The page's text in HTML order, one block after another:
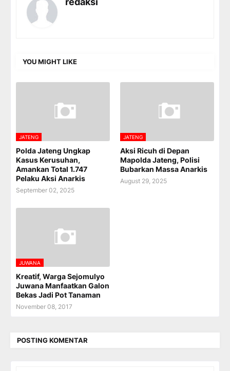
YOU MIGHT LIKE
JATENG
Polda Jateng Ungkap
Kasus Kerusuhan,
Amankan Total 1.747
Pelaku Aksi Anarkis
September 02, 2025
JATENG
Aksi Ricuh di Depan
Mapolda Jateng, Polisi
Bubarkan Massa Anarkis
August 29, 2025
JUWANA
Kreatif, Warga Sejomulyo
Juwana Manfaatkan Galon
Bekas Jadi Pot Tanaman
November 08, 2017
POSTING KOMENTAR